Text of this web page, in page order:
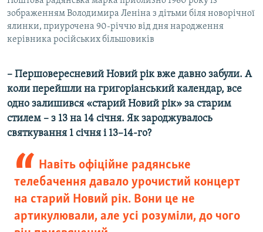
зображенням Володимира Леніна з дітьми біля новорічної
ялинки, приурочена 90-річчю від дня народження
керівника російських більшовиків
– Першовересневий Новий рік вже давно забули. А
коли перейшли на григоріанський календар, все
одно залишився «старий Новий рік» за старим
стилем – з 13 на 14 січня. Як зароджувалось
святкування 1 січня і 13–14-го?
Навіть офіційне радянське
телебачення давало урочистий концерт
на старий Новий рік. Вони це не
артикулювали, але усі розуміли, до чого